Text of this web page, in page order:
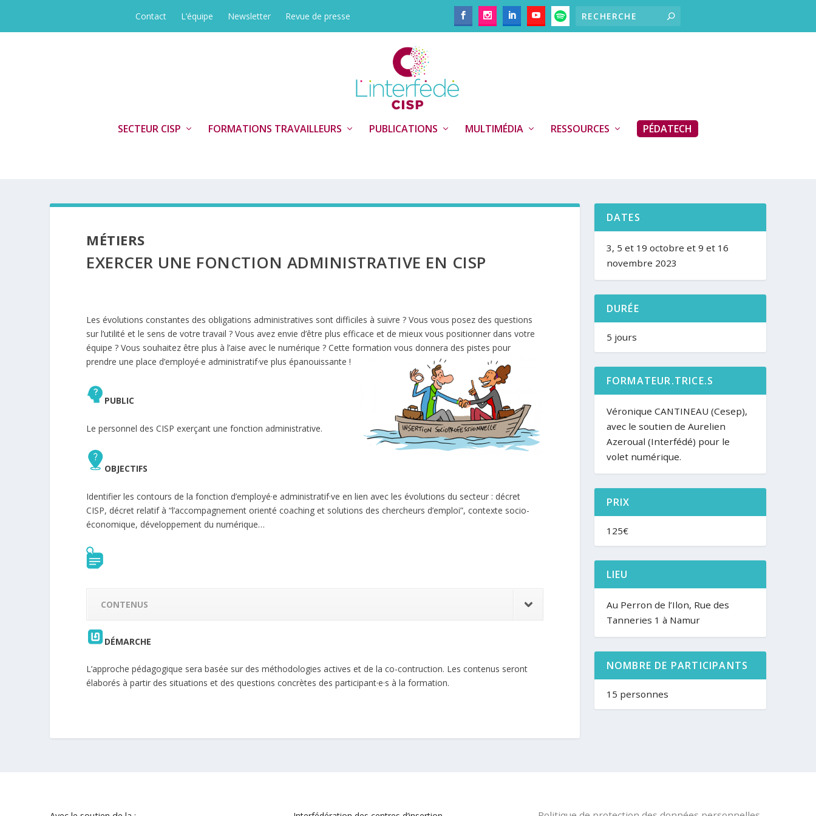
Contact L’équipe Newsletter Revue de presse
SECTEUR CISP FORMATIONS TRAVAILLEURS PUBLICATIONS MULTIMÉDIA RESSOURCES PÉDATECH
MÉTIERS
EXERCER UNE FONCTION ADMINISTRATIVE EN CISP
Les évolutions constantes des obligations administratives sont difficiles à suivre ? Vous vous posez des questions
sur l’utilité et le sens de votre travail ? Vous avez envie d’être plus efficace et de mieux vous positionner dans votre
équipe ? Vous souhaitez être plus à l’aise avec le numérique ? Cette formation vous donnera des pistes pour
prendre une place d’employé·e administratif·ve plus épanouissante !
PUBLIC
Le personnel des CISP exerçant une fonction administrative.
OBJECTIFS
Identifier les contours de la fonction d’employé·e administratif·ve en lien avec les évolutions du secteur : décret
CISP, décret relatif à “l’accompagnement orienté coaching et solutions des chercheurs d’emploi”, contexte socio-
économique, développement du numérique…
CONTENUS
DÉMARCHE
L’approche pédagogique sera basée sur des méthodologies actives et de la co-contruction. Les contenus seront
élaborés à partir des situations et des questions concrètes des participant·e·s à la formation.
DATES
3, 5 et 19 octobre et 9 et 16
novembre 2023
DURÉE
5 jours
FORMATEUR.TRICE.S
Véronique CANTINEAU (Cesep),
avec le soutien de Aurelien
Azeroual (Interfédé) pour le
volet numérique.
PRIX
125€
LIEU
Au Perron de l’Ilon, Rue des
Tanneries 1 à Namur
NOMBRE DE PARTICIPANTS
15 personnes